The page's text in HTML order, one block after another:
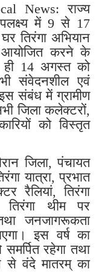
News: राज्य
में 9 से 17
तिरंगा अभियान
आयोजित करने के
ही 14 अगस्त को
भी संवेदनशील एवं
इस संबंध में ग्रामीण
जिला कलेक्टरों,
को विस्तृत
जिला, पंचायत
यात्रा, प्रभात
रैलियां, तिरंगा
तिरंगा थीम पर
जनजागरूकता
इस वर्ष का
रहेगा तथा
से वंदे मातरम् का